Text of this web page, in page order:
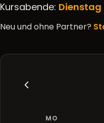
Kursabende: Dienstag
Neu und ohne Partner?
MO